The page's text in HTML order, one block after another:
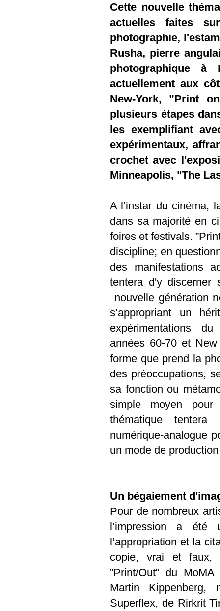
Cette nouvelle
actuelles faites
photographie,
Rusha, pierre
photographique
actuellement aux
New-York, ”Print
plusieurs étapes
les exemplifiant
expérimentaux,
crochet avec
Minneapolis, "The
A l’instar du cinéma,
dans sa majorité en
foires et festivals.
discipline; en
des manifestations
tentera d'y discerner
nouvelle génération
s’appropriant un
expérimentations
années 60-70 et
forme que prend la
des préoccupations,
sa fonction ou
simple moyen
thématique
numérique-analogue
un mode de
Un bégaiement
Pour de nombreux
l’impression a
l’appropriation et la
copie, vrai et faux,
”Print/Out“ du
Martin Kippenberg,
Superflex, de Rirkrit